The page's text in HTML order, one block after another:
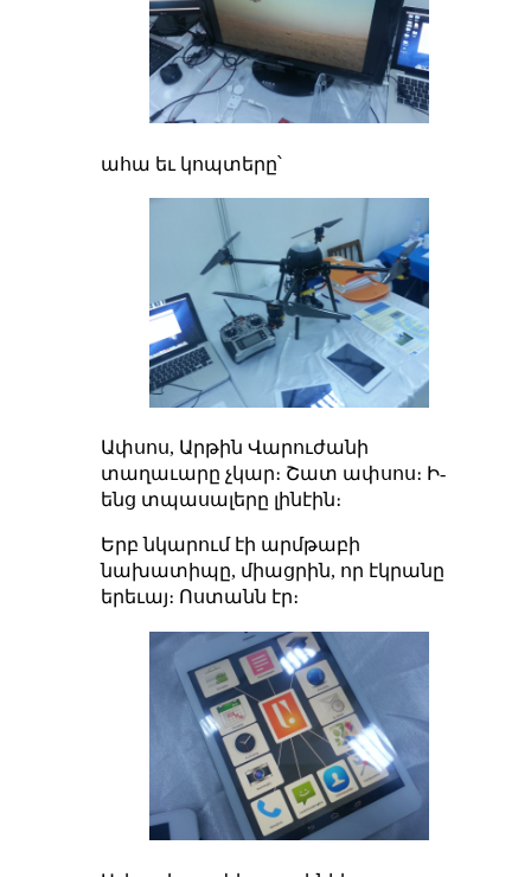
ահա եւ կոպտերը՝
Ափսոս, Արթին Վարուժանի
տաղաւարը չկար։ Շատ ափսոս։ Ի-
ենց տպասալերը լինէին։
Երբ նկարում էի արմթաբի
նախատիպը, միացրին, որ էկրանը
երեւայ։ Ոստանն էր։